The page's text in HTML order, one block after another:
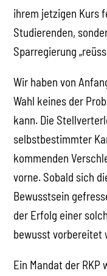
ihrem jetzigen Kurs
Studierenden,
Sparregierung
Wir haben von
Wahl keines der
kann. Die
selbstbestimmter
kommenden
vorne. Sobald sich
Bewusstsein
der Erfolg einer
bewusst vorbereitet
Ein Mandat der